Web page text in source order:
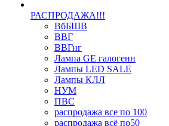
РАСПРОДАЖА!!!
ВбБШВ
ВВГ
ВВГнг
Лампа GE галогенн
Лампы LED SALE
Лампы КЛЛ
НУМ
ПВС
распродажа все по 100
распродажа всё по50